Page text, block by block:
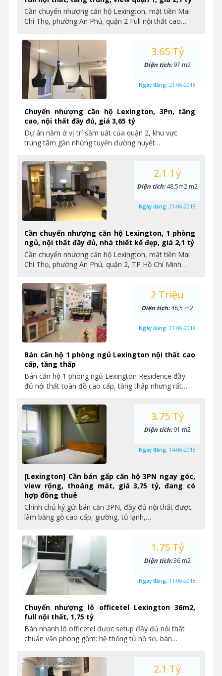
Cần chuyển nhượng căn hộ Lexington, mặt tiền Mai
Chí Thọ, phường An Phú, quận 2 Full nội thất cao…
Chuyển nhượng căn hộ Lexington, 3Pn, tầng
cao, nội thất đầy đủ, giá 3,65 tỷ
Dự án nằm ở vị trí sầm uất của quận 2, khu vực
trung tâm gần những tuyến đường huyết…
3.65 Tỷ
Diện tích:97 m2
Ngày đăng: 21-06-2018
Cần chuyển nhượng căn hộ Lexington, 1 phòng
ngủ, nội thất đầy đủ, nhà thiết kế đẹp, giá 2,1 tỷ
Cần chuyển nhượng căn hộ Lexington, mặt tiền Mai
Chí Thọ, phường An Phú, quận 2, TP Hồ Chí Minh…
2.1 Tỷ
Diện tích:48,5m2 m2
Ngày đăng: 21-06-2018
Bán căn hộ 1 phòng ngủ Lexington nội thất cao
cấp, tầng thấp
Bán căn hộ 1 phòng ngủ Lexington Residence đầy
đủ nội thất toàn đồ cao cấp, tầng thấp nhưng rất…
2 Triệu
Diện tích:48,5 m2
Ngày đăng: 21-06-2018
[Lexington] Cần bán gấp căn hộ 3PN ngay góc,
view rộng, thoáng mát, giá 3,75 tỷ, đang có
hợp đồng thuê
Chính chủ ký gửi bán căn 3PN, đầy đủ nội thất được
làm bằng gỗ cao cấp, giường, tủ lạnh,…
3.75 Tỷ
Diện tích:91 m2
Ngày đăng: 14-06-2018
Chuyển nhượng lô officetel Lexington 36m2,
full nội thất, 1,75 tỷ
Bán nhanh lô officetel được setup đầy đủ nội thất
chuẩn văn phòng gồm: hệ thống tủ hồ sơ, bàn…
1.75 Tỷ
Diện tích:36 m2
Ngày đăng: 11-06-2018
2.1 Tỷ